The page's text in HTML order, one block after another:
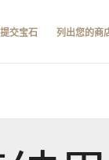
提交宝石 列出您的商